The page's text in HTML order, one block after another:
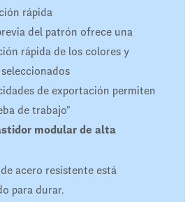
rápida
del patrón ofrece una
rápida de los colores y
de exportación permiten
de trabajo”
modular de alta
acero resistente está
para durar.